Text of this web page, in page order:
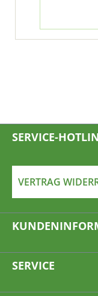
SERVICE-
VERTRAG
SERVICE